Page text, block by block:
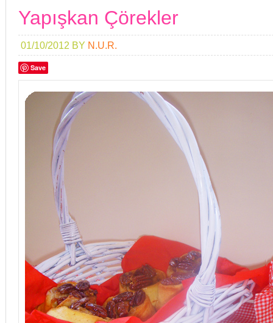
Yapışkan Çörekler
01/10/2012 BY N.U.R.
Save